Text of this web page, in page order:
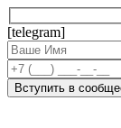
[telegram]